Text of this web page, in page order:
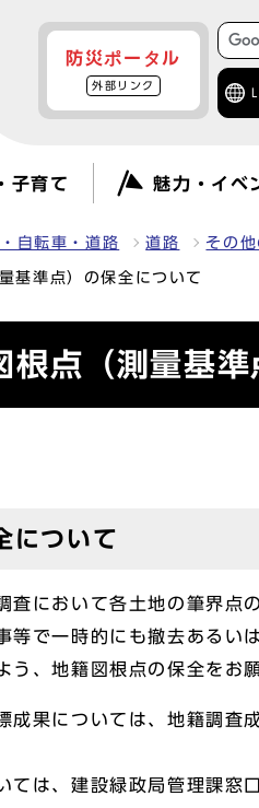
防災ポータル
外部リンク
子育て 魅力・イベ
自転車・道路 道路 その
基準点）の保全について
根点（測量基
について
において各土地の筆界点
で一時的にも撤去あるい
う、地籍図根点の保全をお
果については、地籍調査
は、建設緑政局管理課窓